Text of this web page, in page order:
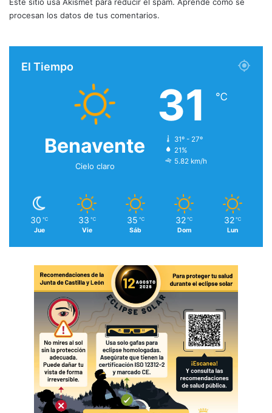
procesan los datos de tus comentarios.
El Tiempo
Benavente
Cielo claro
31 ℃
31º - 27º
21%
5.82 km/h
30 ℃
Jue
33 ℃
Vie
35 ℃
Sáb
32 ℃
Dom
32 ℃
Lun